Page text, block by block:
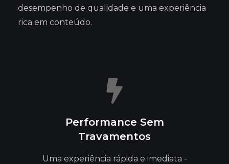
desempenho de qualidade e uma experiência
rica em conteúdo.
Performance Sem
Travamentos
Uma experiência rápida e imediata -